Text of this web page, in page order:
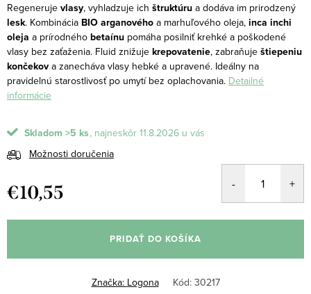
Regeneruje vlasy, vyhladzuje ich štruktúru a dodáva im prirodzený
lesk. Kombinácia BIO arganového a marhuľového oleja, inca inchi
oleja a prírodného betaínu pomáha posilniť krehké a poškodené
vlasy bez zaťaženia. Fluid znižuje krepovatenie, zabraňuje štiepeniu
končekov a zanecháva vlasy hebké a upravené. Ideálny na
pravidelnú starostlivosť po umytí bez oplachovania. Detailné
informácie
Skladom >5 ks
11.8.2026
Možnosti doručenia
€10,55
cena:
PRIDAŤ DO KOŠÍKA
Značka: Logona Kód: 30217